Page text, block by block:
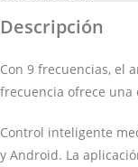
Descripción
Con 9 frecuencias, el
frecuencia ofrece
Control inteligente
y Android. La